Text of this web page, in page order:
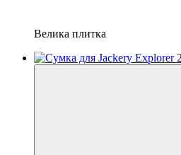
Велика плитка